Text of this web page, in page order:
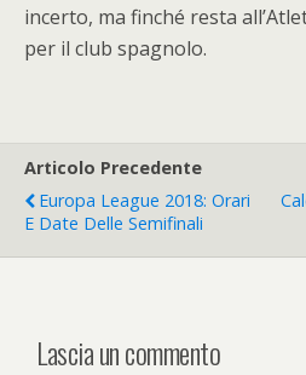
incerto, ma finché resta
per il club spagnolo.
Articolo Precedente
Europa League 2018: Orari
E Date Delle Semifinali
Lascia un commento